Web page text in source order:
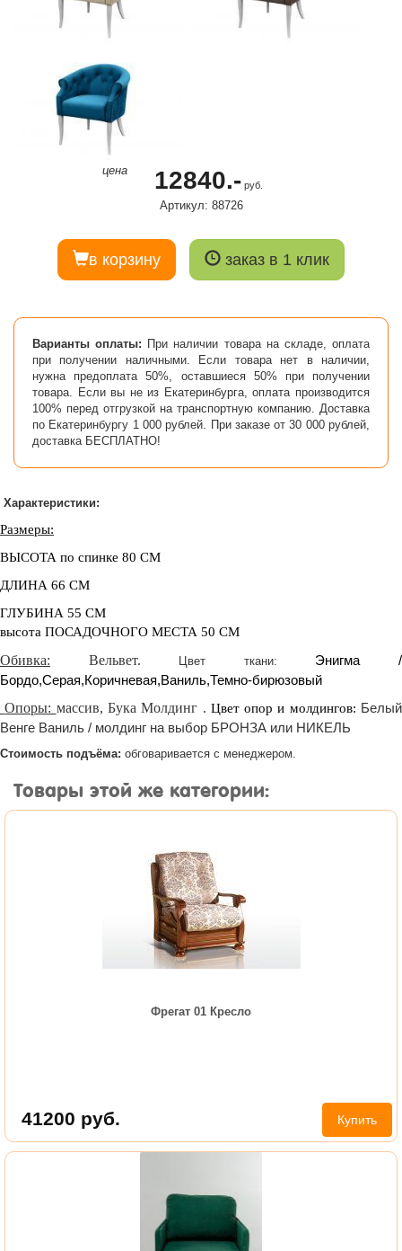
цена 12840.-руб.
Артикул: 88726
в корзину заказ в 1 клик
Варианты оплаты: При наличии товара на складе, оплата
при получении наличными. Если товара нет в наличии,
нужна предоплата 50%, оставшиеся 50% при получении
товара. Если вы не из Екатеринбурга, оплата производится
100% перед отгрузкой на транспортную компанию. Доставка
по Екатеринбургу 1 000 рублей. При заказе от 30 000 рублей,
доставка БЕСПЛАТНО!
Характеристики:
Размеры:
ВЫСОТА по спинке 80 СМ
ДЛИНА 66 СМ
ГЛУБИНА 55 СМ
высота ПОСАДОЧНОГО МЕСТА 50 СМ
Обивка: Вельвет. Цвет ткани: Энигма /
Бордо,Серая,Коричневая,Ваниль,Темно-бирюзовый
Опоры: массив, Бука Молдинг . Цвет опор и молдингов: Белый
Венге Ваниль / молдинг на выбор БРОНЗА или НИКЕЛЬ
Стоимость подъёма: обговаривается с менеджером.
Товары этой же категории:
Фрегат 01 Кресло
41200 руб. Купить